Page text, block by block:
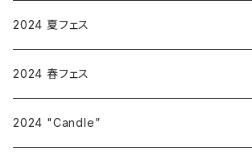
2024 夏フェス
2024 春フェス
2024 "Candle”